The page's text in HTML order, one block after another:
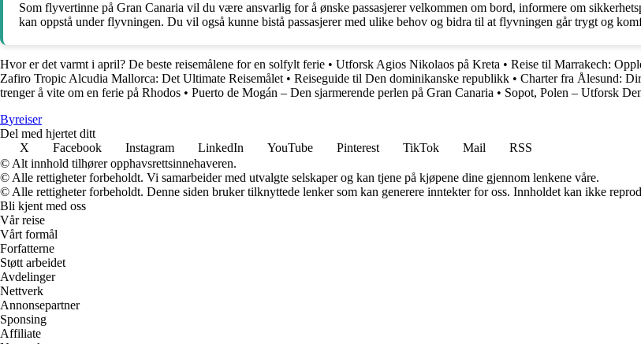
Som flyvertinne på Gran Canaria vil du være ansvarlig for å ønske passasjerer velkommen om bord, informere om
kan oppstå under flyvningen. Du vil også kunne bistå passasjerer med ulike behov og bidra til at flyvningen går trygt og
Hvor er det varmt i april? De beste reisemålene for en solfylt ferie • Utforsk Agios Nikolaos på Kreta • Reise til Marrakech:
Zafiro Tropic Alcudia Mallorca: Det Ultimate Reisemålet • Reiseguide til Den dominikanske republikk • Charter fra Ålesund:
trenger å vite om en ferie på Rhodos • Puerto de Mogán – Den sjarmerende perlen på Gran Canaria • Sopot, Polen – Utforsk
Byreiser
Del med hjertet ditt
X
Facebook Instagram LinkedIn YouTube Pinterest TikTok Mail
RSS
© Alt innhold tilhører opphavsrettsinnehaveren.
© Alle rettigheter forbeholdt. Vi samarbeider med utvalgte selskaper og kan tjene på kjøpene dine gjennom lenkene våre.
© Alle rettigheter forbeholdt. Denne siden bruker tilknyttede lenker som kan generere inntekter for oss. Innholdet kan ikke
Bli kjent med oss
Vår reise
Vårt formål
Forfatterne
Støtt arbeidet
Avdelinger
Nettverk
Annonsepartner
Sponsing
Affiliate